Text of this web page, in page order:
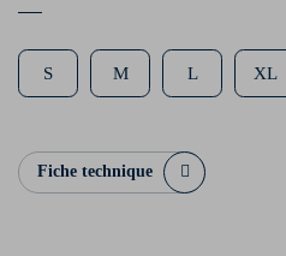
S M L XL
Fiche technique